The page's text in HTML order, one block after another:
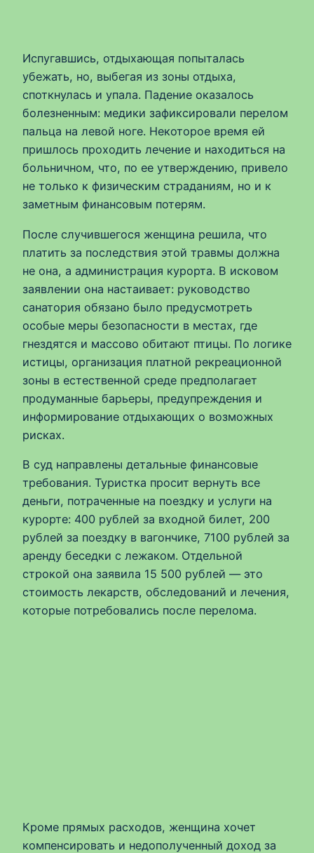
Испугавшись, отдыхающая попыталась
убежать, но, выбегая из зоны отдыха,
споткнулась и упала. Падение оказалось
болезненным: медики зафиксировали перелом
пальца на левой ноге. Некоторое время ей
пришлось проходить лечение и находиться на
больничном, что, по ее утверждению, привело
не только к физическим страданиям, но и к
заметным финансовым потерям.
После случившегося женщина решила, что
платить за последствия этой травмы должна
не она, а администрация курорта. В исковом
заявлении она настаивает: руководство
санатория обязано было предусмотреть
особые меры безопасности в местах, где
гнездятся и массово обитают птицы. По логике
истицы, организация платной рекреационной
зоны в естественной среде предполагает
продуманные барьеры, предупреждения и
информирование отдыхающих о возможных
рисках.
В суд направлены детальные финансовые
требования. Туристка просит вернуть все
деньги, потраченные на поездку и услуги на
курорте: 400 рублей за входной билет, 200
рублей за поездку в вагончике, 7100 рублей за
аренду беседки с лежаком. Отдельной
строкой она заявила 15 500 рублей — это
стоимость лекарств, обследований и лечения,
которые потребовались после перелома.
Кроме прямых расходов, женщина хочет
компенсировать и недополученный доход за